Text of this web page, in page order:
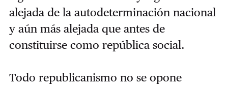
alejada de la autodeterminación nacional
y aún más alejada que antes de
constituirse como república social.
Todo republicanismo no se opone